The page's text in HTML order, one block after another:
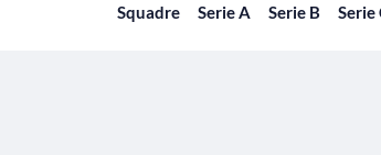
Squadre Serie A Serie B Serie